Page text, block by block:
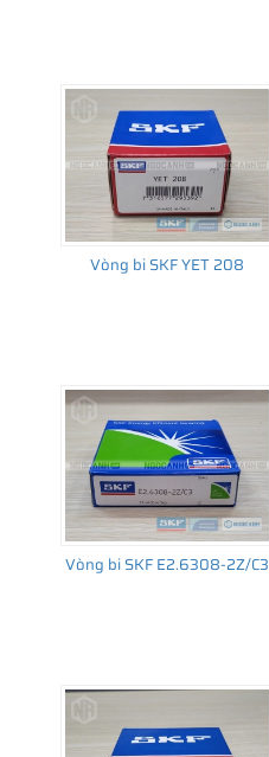
Vòng bi SKF YET 208
Vòng bi SKF E2.6308-2Z/C3